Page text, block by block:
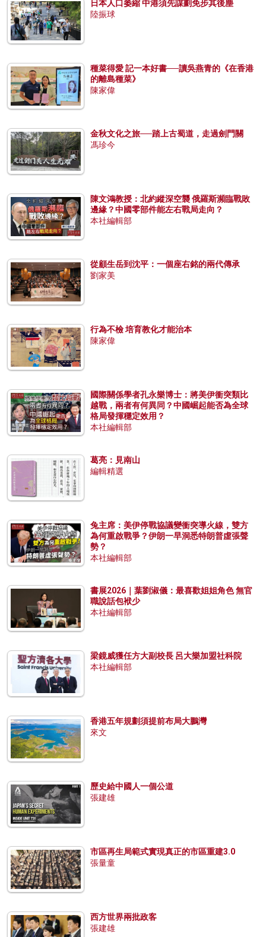
日本人口萎縮 中港須先謀劃免步其後塵
陸振球
種菜得愛 記一本好書──讀吳燕青的《在香港
的離島種菜》
陳家偉
金秋文化之旅──踏上古蜀道，走過劍門關
馮珍今
陳文鴻教授：北約縱深空襲 俄羅斯瀕臨戰敗
邊緣？中國零部件能左右戰局走向？
本社編輯部
從顧生岳到沈平：一個座右銘的兩代傳承
劉家美
行為不檢 培育教化才能治本
陳家偉
國際關係學者孔永樂博士：將美伊衝突類比
越戰，兩者有何異同？中國崛起能否為全球
格局發揮穩定效用？
本社編輯部
葛亮：見南山
編輯精選
兔主席：美伊停戰協議變衝突導火線，雙方
為何重啟戰爭？伊朗一早洞悉特朗普虛張聲
勢？
本社編輯部
書展2026｜葉劉淑儀：最喜歡姐姐角色 無官
職說話包袱少
本社編輯部
梁鏡威獲任方大副校長 呂大樂加盟社科院
本社編輯部
香港五年規劃須提前布局大鵬灣
來文
歷史給中國人一個公道
張建雄
市區再生局範式實現真正的市區重建3.0
張量童
西方世界兩批政客
張建雄